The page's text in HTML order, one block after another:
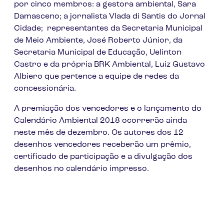
por cinco membros: a gestora ambiental, Sara
Damasceno; a jornalista Vlada di Santis do Jornal
Cidade; representantes da Secretaria Municipal
de Meio Ambiente, José Roberto Júnior, da
Secretaria Municipal de Educação, Uelinton
Castro e da própria BRK Ambiental, Luiz Gustavo
Albiero que pertence a equipe de redes da
concessionária.
A premiação dos vencedores e o lançamento do
Calendário Ambiental 2018 ocorrerão ainda
neste mês de dezembro. Os autores dos 12
desenhos vencedores receberão um prêmio,
certificado de participação e a divulgação dos
desenhos no calendário impresso.